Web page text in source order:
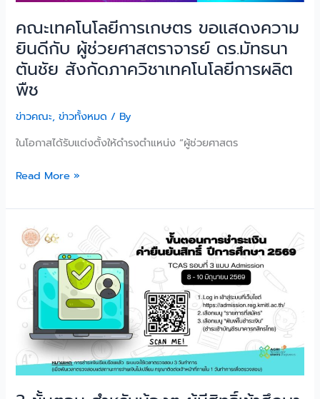
คณะเทคโนโลยีการเกษตร ขอแสดงความ
ยินดีกับ ผู้ช่วยศาสตราจารย์ ดร.มัทธนา
ตันชัย สังกัดภาควิชาเทคโนโลยีการผลิต
พืช
ข่าวคณะ,ข่าวทั้งหมด / By
ในโอกาสได้รับแต่งตั้งให้ดำรงตำแหน่ง “ผู้ช่วยศาสตร
ตัน
ชัย
สังกัด
ภาค
วิชา
เทคโนโลยี
ผลิต
Read More »
ขั้น
ตอน
สำหรับ
น้องๆ
สิทธิ์
เข้า
ศึกษา